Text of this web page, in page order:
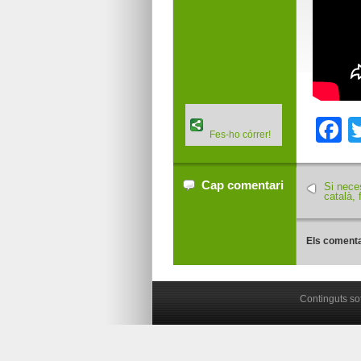
Fes-ho córrer!
Cap comentari
Si
català,
Els
Continguts